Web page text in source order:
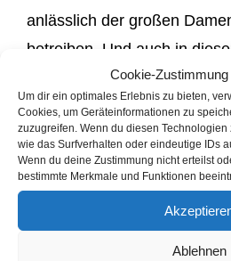
Cookie-
Um dir ein optimales Erlebnis zu bieten,
Cookies, um Geräteinformationen zu
zuzugreifen. Wenn du diesen
wie das Surfverhalten oder eindeutige IDs
Wenn du deine Zustimmung nicht erteilst
bestimmte Merkmale und Funktionen
Ablehnen
anlässlich der großen
betreiben. Und auch in
wieder einige Freiwillige,
„Unterfangen“ dabei waren.
Uhr fand sich bereits die
Cheforganisatorin Jacky in
sich u.a. um die 1000
Schnitzelbrötchen, 100
Lachsbrötchen usw. zu